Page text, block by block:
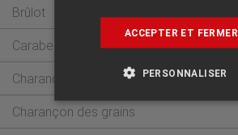
Brûlot
Carabe
Charançon
Charançon des grains
ACCEPTER ET FERMER
PERSONNALISER